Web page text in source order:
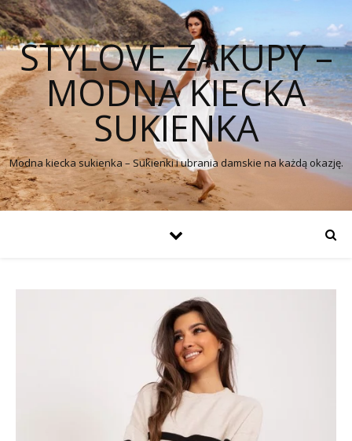
STYLOVE ZAKUPY –
MODNA KIECKA
SUKIENKA
Modna kiecka sukienka – Sukienki i ubrania damskie na każdą okazję.